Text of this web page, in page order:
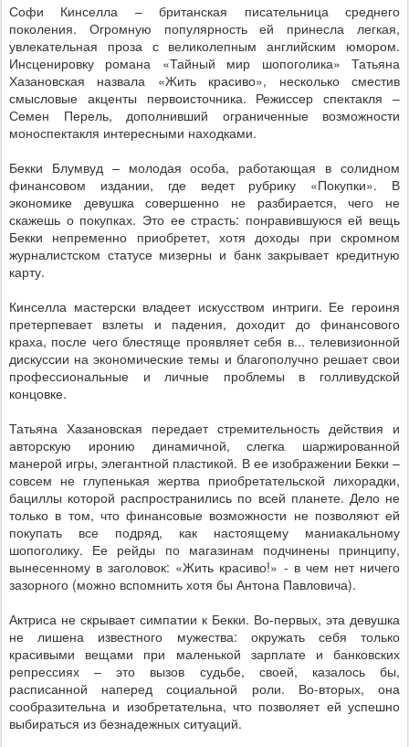
Софи Кинселла – британская писательница среднего
поколения. Огромную популярность ей принесла легкая,
увлекательная проза с великолепным английским юмором.
Инсценировку романа «Тайный мир шопоголика» Татьяна
Хазановская назвала «Жить красиво», несколько сместив
смысловые акценты первоисточника. Режиссер спектакля –
Семен Перель, дополнивший ограниченные возможности
моноспектакля интересными находками.
Бекки Блумвуд – молодая особа, работающая в солидном
финансовом издании, где ведет рубрику «Покупки». В
экономике девушка совершенно не разбирается, чего не
скажешь о покупках. Это ее страсть: понравившуюся ей вещь
Бекки непременно приобретет, хотя доходы при скромном
журналистском статусе мизерны и банк закрывает кредитную
карту.
Кинселла мастерски владеет искусством интриги. Ее героиня
претерпевает взлеты и падения, доходит до финансового
краха, после чего блестяще проявляет себя в... телевизионной
дискуссии на экономические темы и благополучно решает свои
профессиональные и личные проблемы в голливудской
концовке.
Татьяна Хазановская передает стремительность действия и
авторскую иронию динамичной, слегка шаржированной
манерой игры, элегантной пластикой. В ее изображении Бекки –
совсем не глупенькая жертва приобретательской лихорадки,
бациллы которой распространились по всей планете. Дело не
только в том, что финансовые возможности не позволяют ей
покупать все подряд, как настоящему маниакальному
шопоголику. Ее рейды по магазинам подчинены принципу,
вынесенному в заголовок: «Жить красиво!» - в чем нет ничего
зазорного (можно вспомнить хотя бы Антона Павловича).
Актриса не скрывает симпатии к Бекки. Во-первых, эта девушка
не лишена известного мужества: окружать себя только
красивыми вещами при маленькой зарплате и банковских
репрессиях – это вызов судьбе, своей, казалось бы,
расписанной наперед социальной роли. Во-вторых, она
сообразительна и изобретательна, что позволяет ей успешно
выбираться из безнадежных ситуаций.